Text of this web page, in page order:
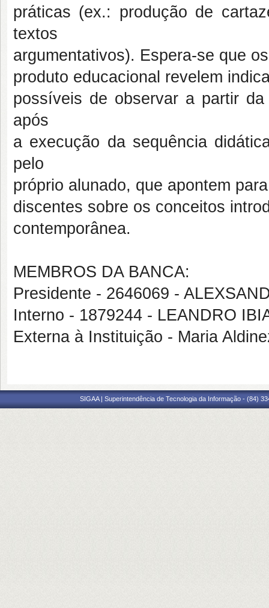
práticas (ex.: produção de
textos
argumentativos). Espera-se que
produto educacional revelem
possíveis de observar a partir
após
a execução da sequência
pelo
próprio alunado, que apontem
discentes sobre os conceitos
contemporânea.
MEMBROS DA BANCA:
Presidente - 2646069 -
Interno - 1879244 - LEANDRO
Externa à Instituição - Maria
SIGAA | Superintendência de Tecnologia da Informação - (84)